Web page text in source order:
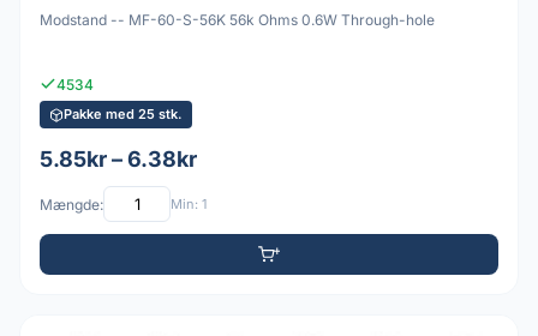
Modstand -- MF-60-S-56K 56k Ohms 0.6W Through-hole
4534
Pakke med 25 stk.
5.85kr – 6.38kr
Mængde: Min: 1